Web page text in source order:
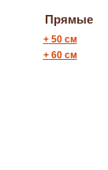
Прямые
+50 см
+60 см